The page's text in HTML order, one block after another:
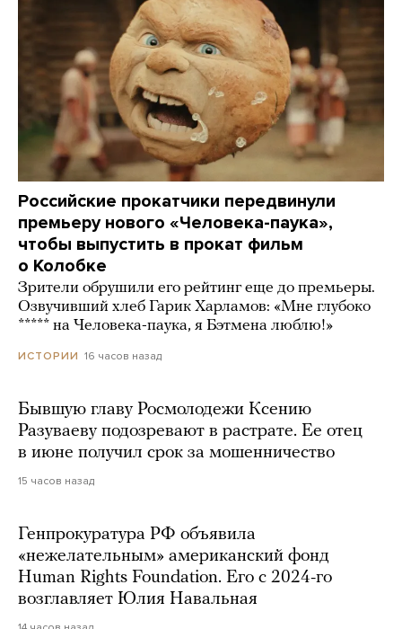
Российские прокатчики передвинули
премьеру нового «Человека-паука»,
чтобы выпустить в прокат фильм
о Колобке
Зрители обрушили его рейтинг еще до премьеры.
Озвучивший хлеб Гарик Харламов: «Мне глубоко
***** на Человека-паука, я Бэтмена люблю!»
ИСТОРИИ 16 часов назад
Бывшую главу Росмолодежи Ксению
Разуваеву подозревают в растрате. Ее отец
в июне получил срок за мошенничество
15 часов назад
Генпрокуратура РФ объявила
«нежелательным» американский фонд
Human Rights Foundation. Его с 2024-го
возглавляет Юлия Навальная